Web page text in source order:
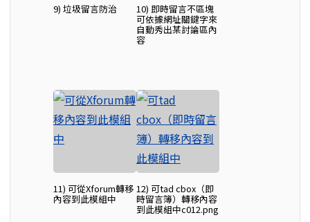
9) 垃圾留言防治 10) 即時留言不區塊
可依據網址關鍵字來
自動秀出某討論區內
容
11) 可從Xforum轉移
內容到此模組中
12) 可tad cbox（即
時留言簿）轉移內容
到此模組中c012.png